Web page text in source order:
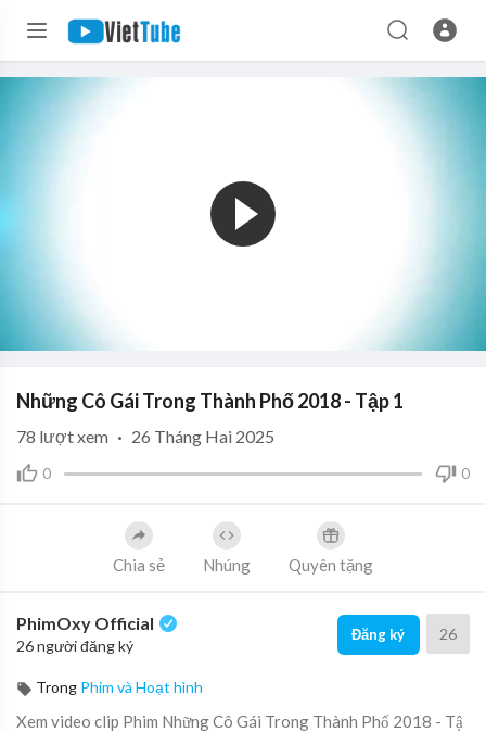
Những Cô Gái Trong Thành Phố 2018 - Tập 1
0 0
78 lượt xem · 26 Tháng Hai 2025
Chia sẻ Nhúng Quyên tặng
PhimOxy Official
26 người đăng ký
Đăng ký 26
Trong Phim và Hoạt hình
Xem video clip Phim Những Cô Gái Trong Thành Phố 2018 - Tậ